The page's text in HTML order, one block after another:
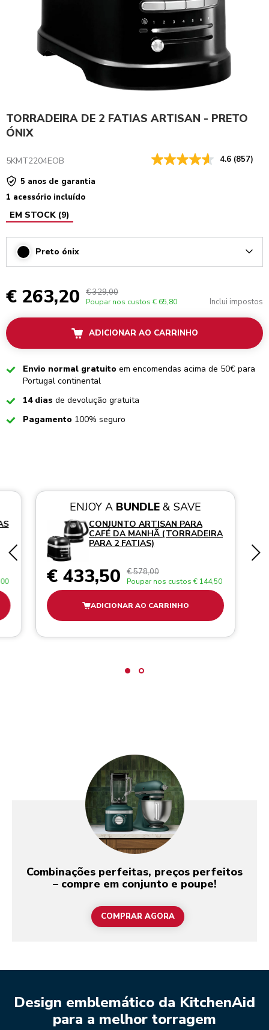
TORRADEIRA DE 2 FATIAS ARTISAN - PRETO
ÓNIX
5KMT2204EOB 4.6 (857)
5 anos de garantia
1 acessório incluído
EM STOCK (9)
Preto ónix
€ 263,20 € 329,00
Poupar nos custos € 65,80 Inclui impostos
ADICIONAR AO CARRINHO
CheckedEnvio normal gratuito em encomendas acima de 50€ para
Portugal continental
Checked
14 dias de devolução gratuita
CheckedPagamento 100% seguro
ENJOY A BUNDLE& SAVE
CONJUNTO ARTISAN PARA
CAFÉ DA MANHÃ (TORRADEIRA
PARA 2 FATIAS)
€ 433,50 € 578,00
Poupar nos custos € 144,50
ADICIONAR AO CARRINHO
Combinações perfeitas, preços perfeitos
– compre em conjunto e poupe!
COMPRAR AGORA
Design emblemático da KitchenAid
para a melhor torragem